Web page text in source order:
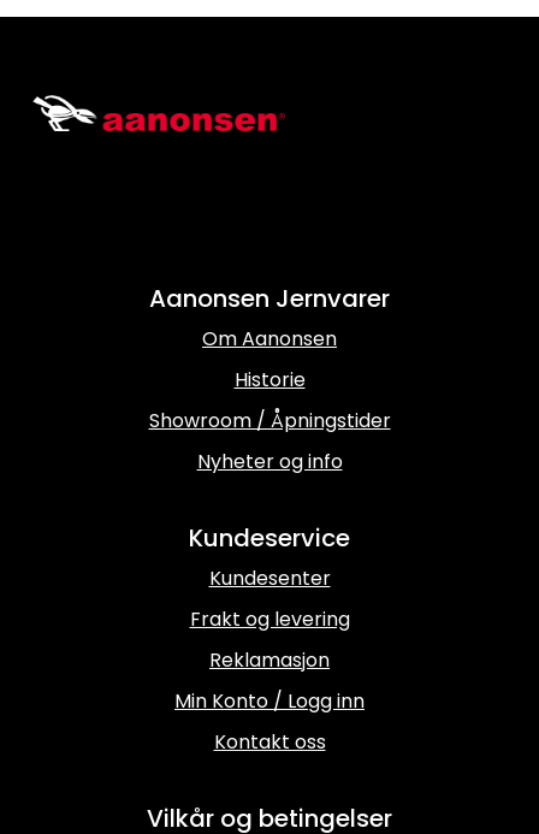
Aanonsen Jernvarer
Om Aanonsen
Historie
Showroom / Åpningstider
Nyheter og info
Kundeservice
Kundesenter
Frakt og levering
Reklamasjon
Min Konto / Logg inn
Kontakt oss
Vilkår og betingelser